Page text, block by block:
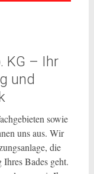
KG – Ihr
und
sowie
uns aus. Wir
die
Bades geht.